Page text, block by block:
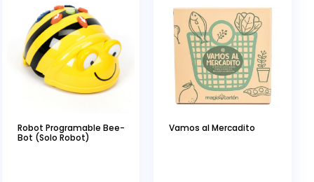
Robot Programable Bee-
Bot (Solo Robot)
Vamos al Mercadito